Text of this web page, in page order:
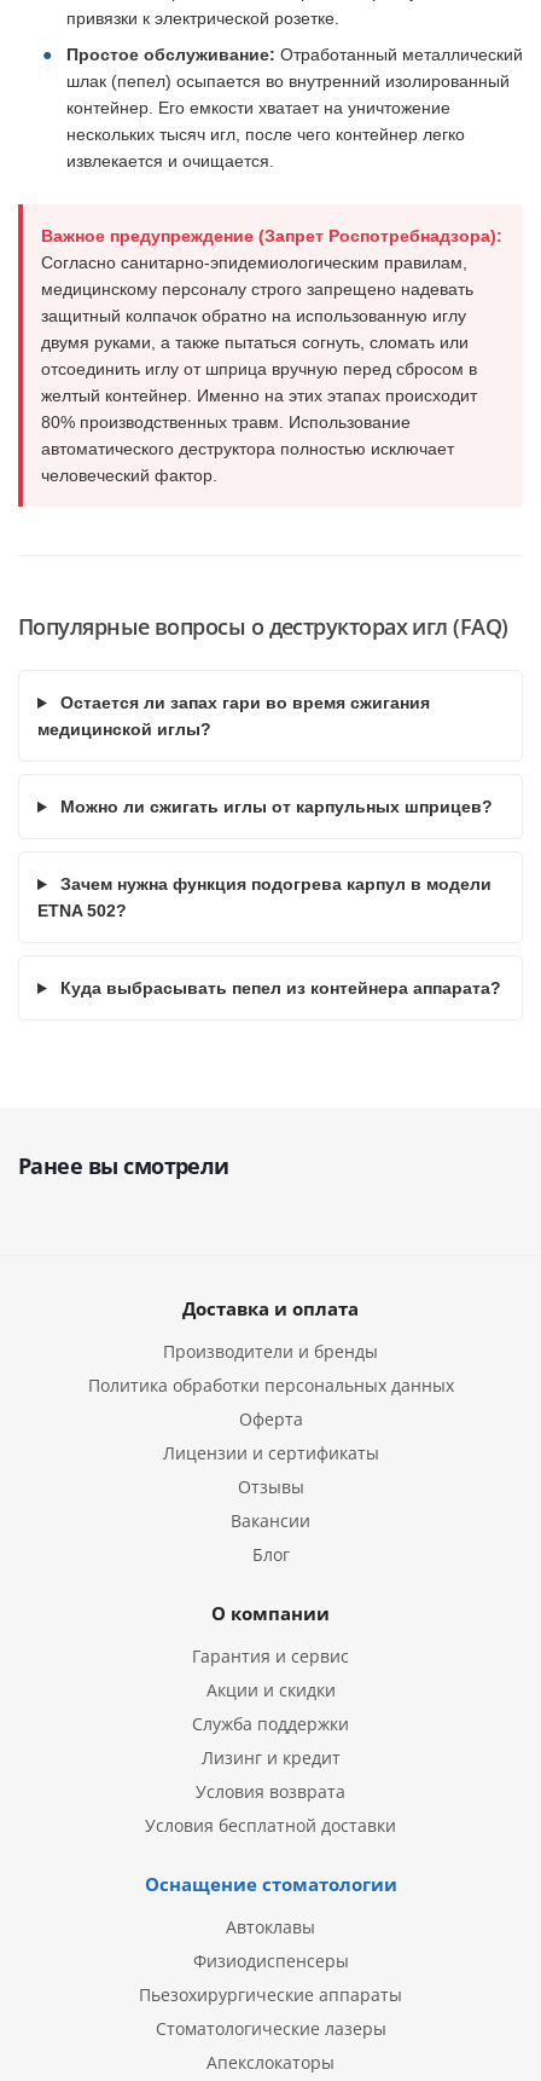
привязки к электрической розетке.
Простое обслуживание: Отработанный металлический
шлак (пепел) осыпается во внутренний изолированный
контейнер. Его емкости хватает на уничтожение
нескольких тысяч игл, после чего контейнер легко
извлекается и очищается.
Важное предупреждение (Запрет Роспотребнадзора):
Согласно санитарно-эпидемиологическим правилам,
медицинскому персоналу строго запрещено надевать
защитный колпачок обратно на использованную иглу
двумя руками, а также пытаться согнуть, сломать или
отсоединить иглу от шприца вручную перед сбросом в
желтый контейнер. Именно на этих этапах происходит
80% производственных травм. Использование
автоматического деструктора полностью исключает
человеческий фактор.
Популярные вопросы о деструкторах игл (FAQ)
Остается ли запах гари во время сжигания
медицинской иглы?
Можно ли сжигать иглы от карпульных шприцев?
Зачем нужна функция подогрева карпул в модели
ETNA 502?
Куда выбрасывать пепел из контейнера аппарата?
Ранее вы смотрели
Доставка и оплата
Производители и бренды
Политика обработки персональных данных
Оферта
Лицензии и сертификаты
Отзывы
Вакансии
Блог
О компании
Гарантия и сервис
Акции и скидки
Служба поддержки
Лизинг и кредит
Условия возврата
Условия бесплатной доставки
Оснащение стоматологии
Автоклавы
Физиодиспенсеры
Пьезохирургические аппараты
Стоматологические лазеры
Апекслокаторы